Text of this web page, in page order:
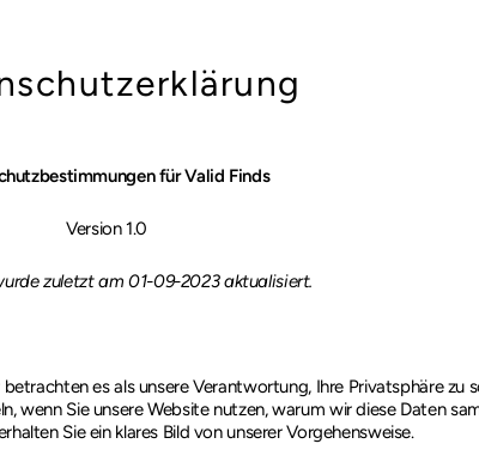
für Valid Finds
Version 1.0
zuletzt am 01-09-2023 aktualisiert.
es als unsere Verantwortung, Ihre Privatsphäre zu
wenn Sie unsere Website nutzen, warum wir diese Daten
Sie ein klares Bild von unserer Vorgehensweise.